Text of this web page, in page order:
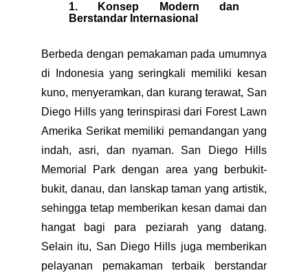
1. Konsep Modern dan
Berstandar Internasional
Berbeda dengan pemakaman pada umumnya
di Indonesia yang seringkali memiliki kesan
kuno, menyeramkan, dan kurang terawat, San
Diego Hills yang terinspirasi dari Forest Lawn
Amerika Serikat memiliki pemandangan yang
indah, asri, dan nyaman. San Diego Hills
Memorial Park dengan area yang berbukit-
bukit, danau, dan lanskap taman yang artistik,
sehingga tetap memberikan kesan damai dan
hangat bagi para peziarah yang datang.
Selain itu, San Diego Hills juga memberikan
pelayanan pemakaman terbaik berstandar